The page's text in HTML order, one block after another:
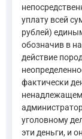
уплату всей
рублей)
обозначив в
действие
фактически
уголовному
эти деньги, и